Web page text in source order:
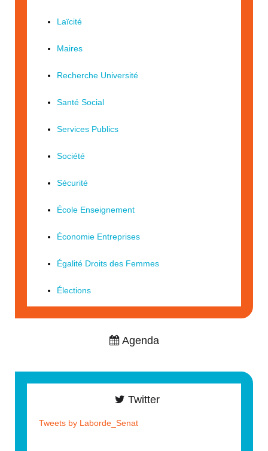
Laïcité
Maires
Recherche Université
Santé Social
Services Publics
Société
Sécurité
École Enseignement
Économie Entreprises
Égalité Droits des Femmes
Élections
Agenda
Twitter
Tweets by Laborde_Senat